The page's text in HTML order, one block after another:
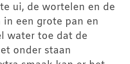
ui, de wortelen en de
in een grote pan en
water toe dat de
onder staan